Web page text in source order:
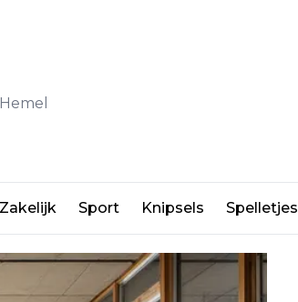
Zakelijk Sport Knipsels Spelletjes